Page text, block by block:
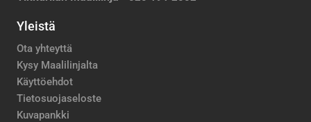
Yleistä
Ota yhteyttä
Kysy Maalilinjalta
Käyttöehdot
Tietosuojaseloste
Kuvapankki